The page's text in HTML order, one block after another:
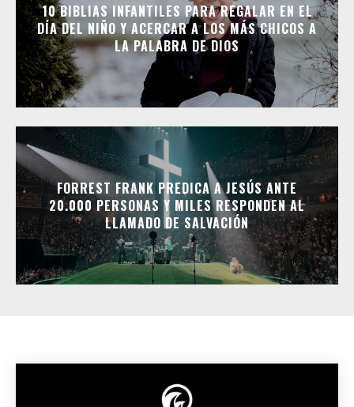
10 BIBLIAS INFANTILES PARA REGALAR EN EL
DÍA DEL NIÑO Y ACERCAR A LOS MÁS CHICOS A
LA PALABRA DE DIOS
FORREST FRANK PREDICA A JESÚS ANTE
20.000 PERSONAS Y MILES RESPONDEN AL
LLAMADO DE SALVACIÓN